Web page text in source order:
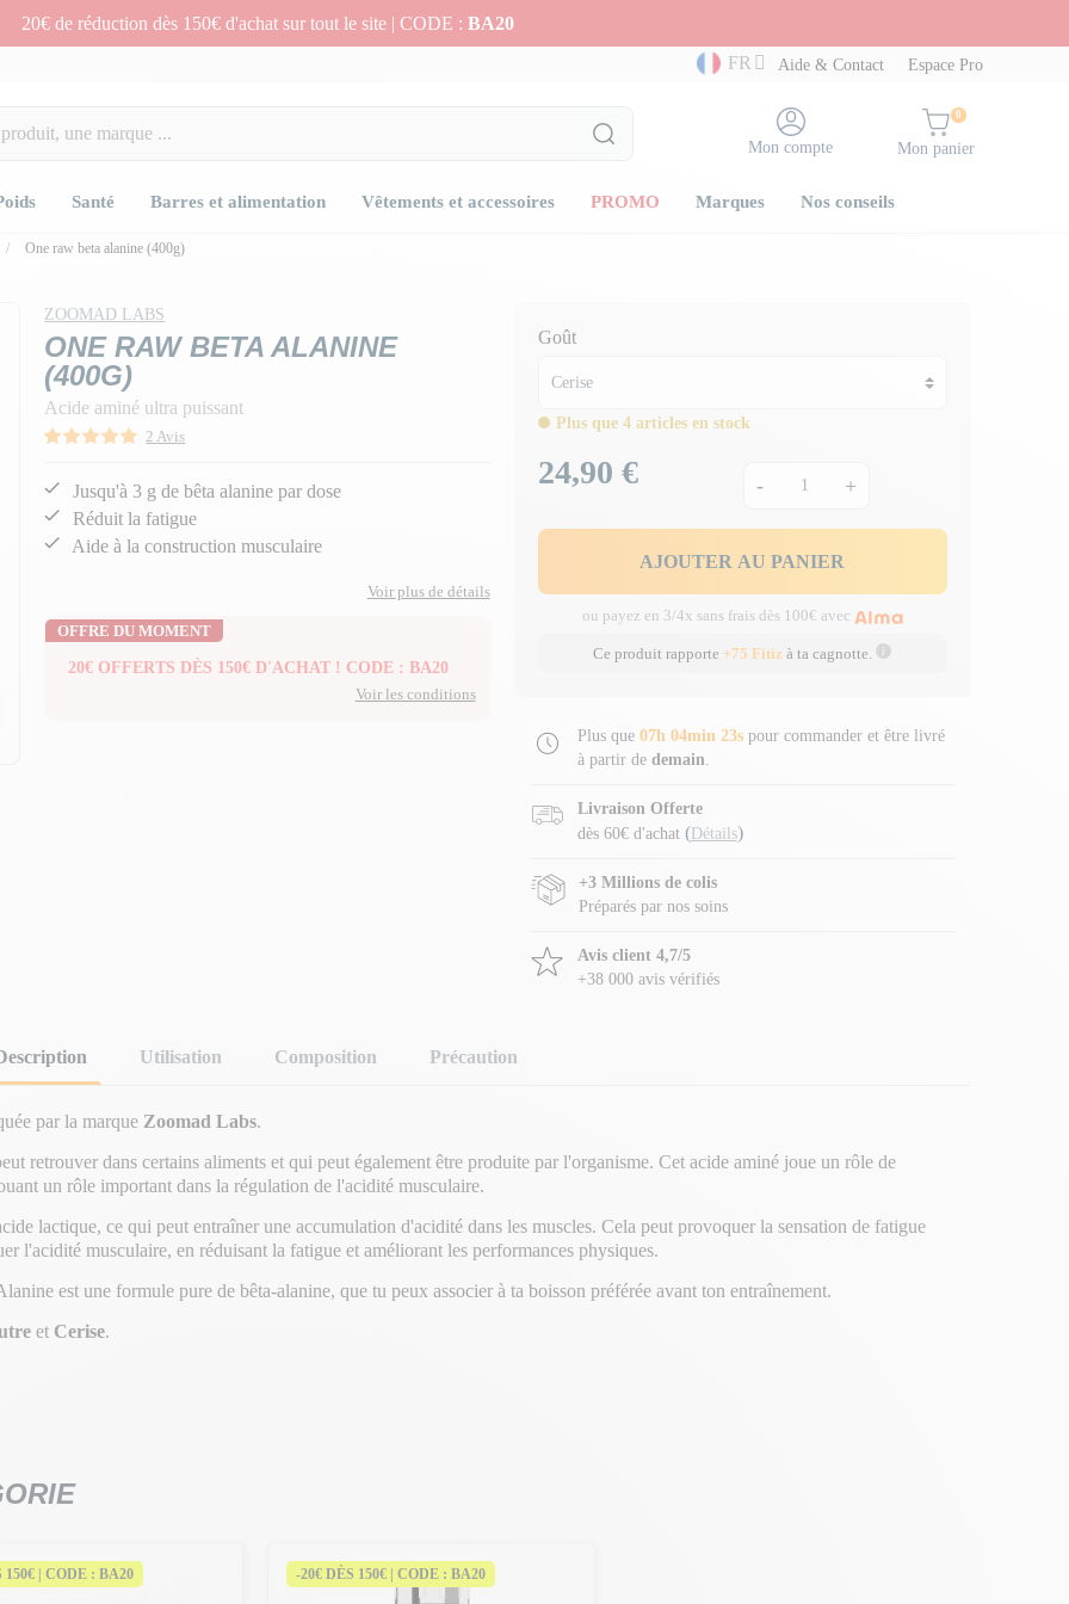
20€ de réduction dès 150€ d'achat sur tout le site | CODE : BA20
FR
Aide & Contact Espace Pro
Mon compte
0
Mon panier
Santé Barres et alimentation Vêtements et accessoires PROMO Marques Nos conseils
One raw beta alanine (400g)
ZOOMAD LABS
ONE RAW BETA ALANINE
(400G)
Acide aminé ultra puissant
2 Avis
Jusqu'à 3 g de bêta alanine par dose
Réduit la fatigue
Aide à la construction musculaire
Voir plus de détails
OFFRE DU MOMENT
20€ OFFERTS DÈS 150€ D'ACHAT ! CODE : BA20
Voir les conditions
Goût
Plus que 4 articles en stock
Prix
24,90 € - +
AJOUTER AU PANIER
ou payez en 3/4x sans frais dès 100€ avec
Ce produit rapporte +75 Fitiz à ta cagnotte.
Plus que 07h 04min 23spour commander et être livré
à partir de demain.
Livraison Offerte
dès 60€ d'achat ( Détails)
+3 Millions de colis
Préparés par nos soins
Avis client 4,7/5
+38 000 avis vérifiés
Utilisation Composition Précaution
par la marque Zoomad Labs.
retrouver dans certains aliments et qui peut également être produite par l'organisme. Cet acide aminé joue un rôle de
un rôle important dans la régulation de l'acidité musculaire.
lactique, ce qui peut entraîner une accumulation d'acidité dans les muscles. Cela peut provoquer la sensation de fatigue
l'acidité musculaire, en réduisant la fatigue et améliorant les performances physiques.
est une formule pure de bêta-alanine, que tu peux associer à ta boisson préférée avant ton entraînement.
et Cerise.
150€ | CODE : BA20 -20€ DÈS 150€ | CODE : BA20